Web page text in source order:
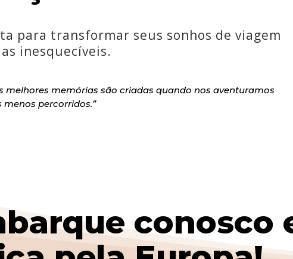
para transformar seus sonhos de viagem
inesquecíveis.
melhores memórias são criadas quando nos aventuramos
percorridos.”
conosco